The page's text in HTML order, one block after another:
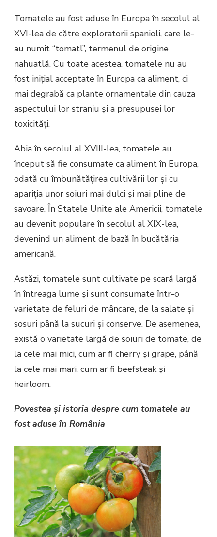
Tomatele au fost aduse în Europa în secolul al
XVI-lea de către exploratorii spanioli, care le-
au numit “tomatl”, termenul de origine
nahuatlă. Cu toate acestea, tomatele nu au
fost inițial acceptate în Europa ca aliment, ci
mai degrabă ca plante ornamentale din cauza
aspectului lor straniu și a presupusei lor
toxicități.
Abia în secolul al XVIII-lea, tomatele au
început să fie consumate ca aliment în Europa,
odată cu îmbunătățirea cultivării lor și cu
apariția unor soiuri mai dulci și mai pline de
savoare. În Statele Unite ale Americii, tomatele
au devenit populare în secolul al XIX-lea,
devenind un aliment de bază în bucătăria
americană.
Astăzi, tomatele sunt cultivate pe scară largă
în întreaga lume și sunt consumate într-o
varietate de feluri de mâncare, de la salate și
sosuri până la sucuri și conserve. De asemenea,
există o varietate largă de soiuri de tomate, de
la cele mai mici, cum ar fi cherry și grape, până
la cele mai mari, cum ar fi beefsteak și
heirloom.
Povestea și istoria despre cum tomatele au
fost aduse în România